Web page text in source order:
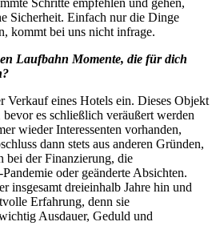
Schritte empfehlen und gehen,
Sicherheit. Einfach nur die Dinge
kommt bei uns nicht infrage.
Laufbahn Momente, die für dich
Verkauf eines Hotels ein. Dieses Objekt
es schließlich veräußert werden
wieder Interessenten vorhanden,
dann stets aus anderen Gründen,
bei der Finanzierung, die
oder geänderte Absichten.
insgesamt dreieinhalb Jahre hin und
Erfahrung, denn sie
Ausdauer, Geduld und